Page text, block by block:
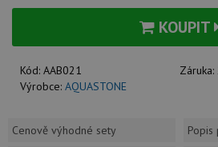
KOUPIT
Kód: AAB021 Záruka:
Výrobce: AQUASTONE
Cenově výhodné sety
Popis